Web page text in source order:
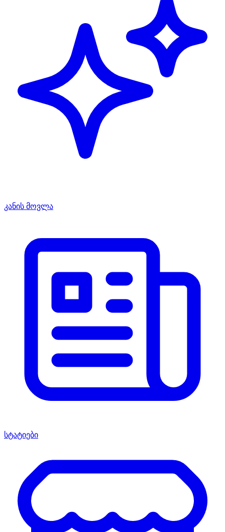
კანის მოვლა
სტატიები